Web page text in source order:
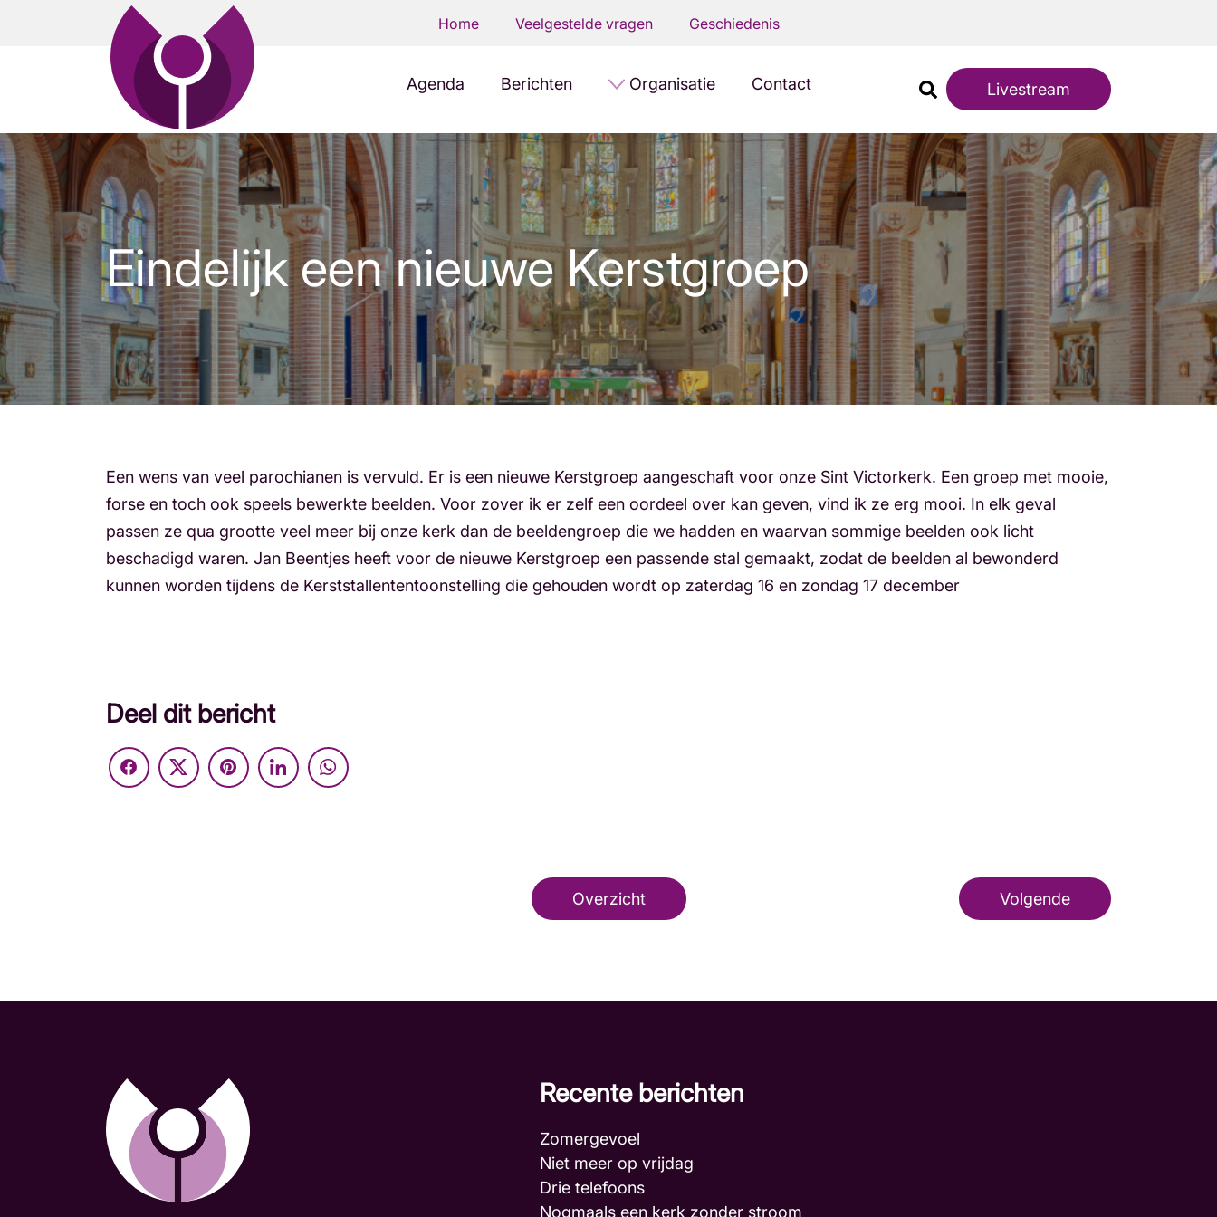
Home Veelgestelde vragen Geschiedenis
Livestream
Agenda Berichten Organisatie Contact
Eindelijk een nieuwe Kerstgroep
Een wens van veel parochianen is vervuld. Er is een nieuwe Kerstgroep aangeschaft voor onze Sint Victorkerk. Een groep met mooie,
forse en toch ook speels bewerkte beelden. Voor zover ik er zelf een oordeel over kan geven, vind ik ze erg mooi. In elk geval
passen ze qua grootte veel meer bij onze kerk dan de beeldengroep die we hadden en waarvan sommige beelden ook licht
beschadigd waren. Jan Beentjes heeft voor de nieuwe Kerstgroep een passende stal gemaakt, zodat de beelden al bewonderd
kunnen worden tijdens de Kerststallententoonstelling die gehouden wordt op zaterdag 16 en zondag 17 december
Deel dit bericht
Overzicht Volgende
Recente berichten
Zomergevoel
Niet meer op vrijdag
Drie telefoons
Nogmaals een kerk zonder stroom